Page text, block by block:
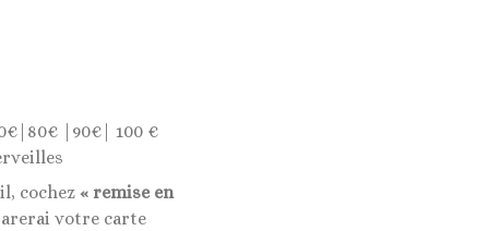
|90€| 100 €
cochez « remise en
votre carte